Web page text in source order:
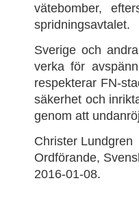
vätebomber,
spridningsavtalet.
Sverige och
verka för
respekterar FN-
säkerhet och
genom att
Christer Lundgren
Ordförande,
2016-01-08.